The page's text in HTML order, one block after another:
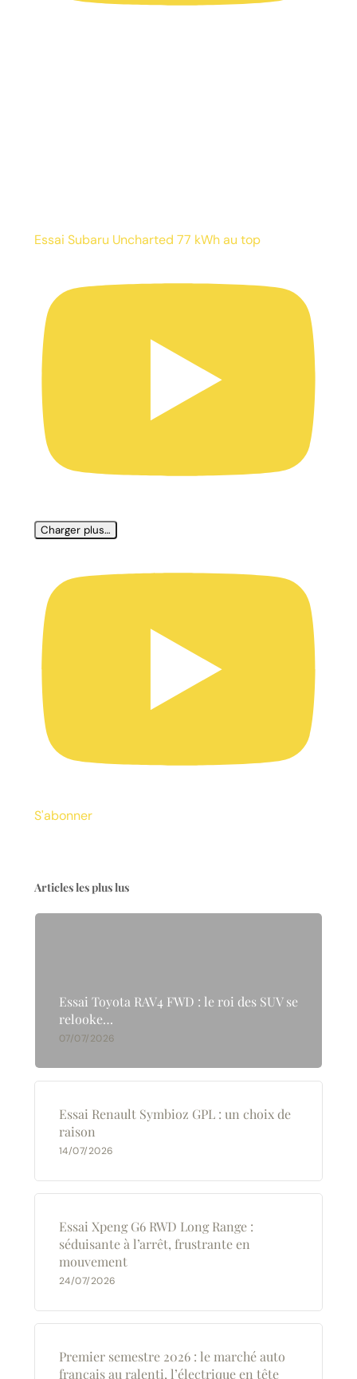
Essai Subaru Uncharted 77 kWh au top
Charger plus…
S'abonner
Articles les plus lus
Essai Toyota RAV4 FWD : le roi des SUV se
relooke…
07/07/2026
Essai Renault Symbioz GPL : un choix de
raison
14/07/2026
Essai Xpeng G6 RWD Long Range :
séduisante à l’arrêt, frustrante en
mouvement
24/07/2026
Premier semestre 2026 : le marché auto
français au ralenti, l’électrique en tête